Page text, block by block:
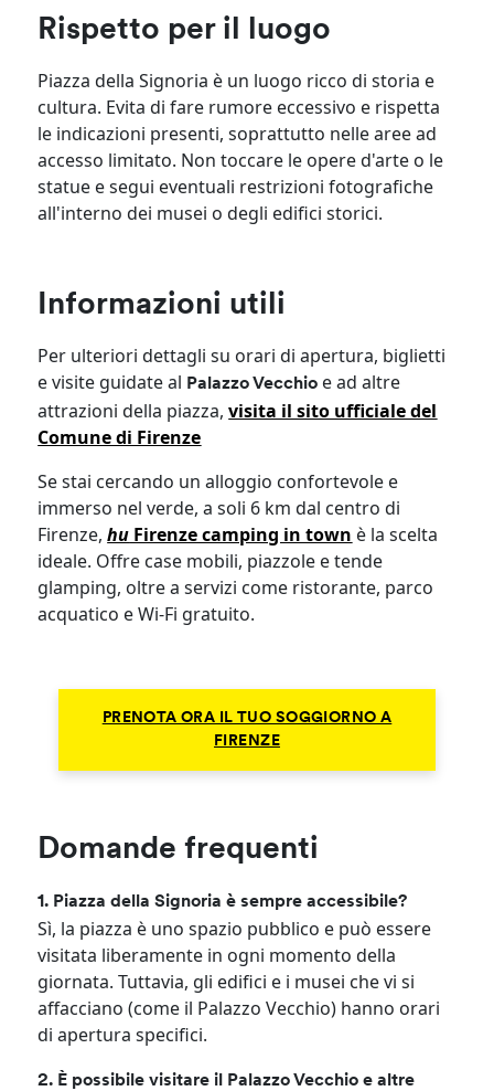
Rispetto per il luogo
Piazza della Signoria è un luogo ricco di storia e
cultura. Evita di fare rumore eccessivo e rispetta
le indicazioni presenti, soprattutto nelle aree ad
accesso limitato. Non toccare le opere d'arte o le
statue e segui eventuali restrizioni fotografiche
all'interno dei musei o degli edifici storici.
Informazioni utili
Per ulteriori dettagli su orari di apertura, biglietti
e visite guidate al Palazzo Vecchio e ad altre
attrazioni della piazza,visita il sito ufficiale del
Comune di Firenze
Se stai cercando un alloggio confortevole e
immerso nel verde, a soli 6 km dal centro di
Firenze,hu Firenze camping in town è la scelta
ideale. Offre case mobili, piazzole e tende
glamping, oltre a servizi come ristorante, parco
acquatico e Wi-Fi gratuito.
PRENOTA ORA IL TUO SOGGIORNO A
FIRENZE
Domande frequenti
1. Piazza della Signoria è sempre accessibile?
Sì, la piazza è uno spazio pubblico e può essere
visitata liberamente in ogni momento della
giornata. Tuttavia, gli edifici e i musei che vi si
affacciano (come il Palazzo Vecchio) hanno orari
di apertura specifici.
2. È possibile visitare il Palazzo Vecchio e altre